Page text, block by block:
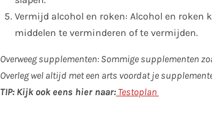
Vermijd alcohol en roken: Alcohol en roken
middelen te verminderen of te vermijden.
Overweeg supplementen: Sommige supplementen
Overleg wel altijd met een arts voordat je
TIP: Kijk ook eens hier naar: Testoplan